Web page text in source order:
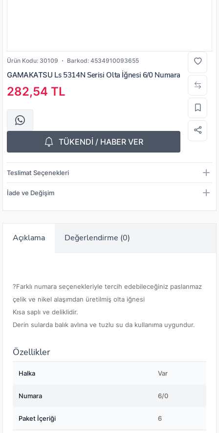
Ürün Kodu: 30109 Barkod: 4534910093655
GAMAKATSU Ls 5314N Serisi Olta İğnesi 6/0 Numara
282,54 TL
TÜKENDİ / HABER VER
Teslimat Seçenekleri
İade ve Değişim
Açıklama Değerlendirme (0)
?Farklı numara seçenekleriyle tercih edebileceğiniz paslanmaz
çelik ve nikel alaşımdan üretilmiş olta iğnesi
Kısa saplı ve deliklidir.
Derin sularda balık avlına ve tuzlu su da kullanıma uygundur.
Özellikler
Halka Var
Numara 6/0
Paket İçeriği 6